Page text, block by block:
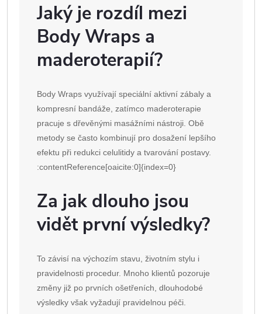
Jaký je rozdíl mezi
Body Wraps a
maderoterapií?
Body Wraps využívají speciální aktivní zábaly a
kompresní bandáže, zatímco maderoterapie
pracuje s dřevěnými masážními nástroji. Obě
metody se často kombinují pro dosažení lepšího
efektu při redukci celulitidy a tvarování postavy.
:contentReference[oaicite:0]{index=0}
Za jak dlouho jsou
vidět první výsledky?
To závisí na výchozím stavu, životním stylu i
pravidelnosti procedur. Mnoho klientů pozoruje
změny již po prvních ošetřeních, dlouhodobé
výsledky však vyžadují pravidelnou péči.